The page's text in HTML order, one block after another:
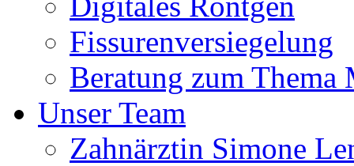
Fissurenversiegelung
Beratung zum Thema
Unser Team
Zahnärztin Simone